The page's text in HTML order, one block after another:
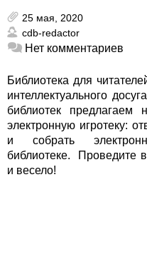
25 мая, 2020
cdb-redactor
Нет комментариев
Библиотека для
интеллектуального
библиотек предлагаем
электронную игротеку:
и собрать
библиотеке. Проведите
и весело!